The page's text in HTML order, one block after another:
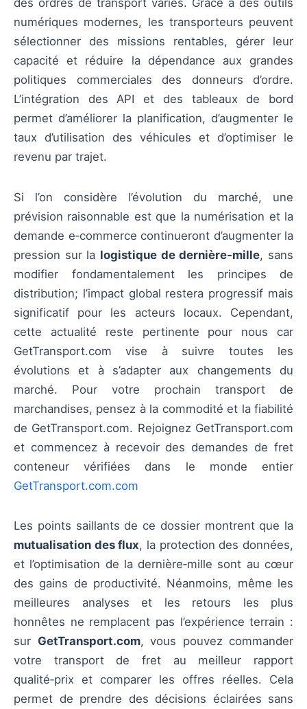
des ordres de transport variés. Grâce à des outils
numériques modernes, les transporteurs peuvent
sélectionner des missions rentables, gérer leur
capacité et réduire la dépendance aux grandes
politiques commerciales des donneurs d’ordre.
L’intégration des API et des tableaux de bord
permet d’améliorer la planification, d’augmenter le
taux d’utilisation des véhicules et d’optimiser le
revenu par trajet.
Si l’on considère l’évolution du marché, une
prévision raisonnable est que la numérisation et la
demande e‑commerce continueront d’augmenter la
pression sur la logistique de dernière‑mille, sans
modifier fondamentalement les principes de
distribution; l’impact global restera progressif mais
significatif pour les acteurs locaux. Cependant,
cette actualité reste pertinente pour nous car
GetTransport.com vise à suivre toutes les
évolutions et à s’adapter aux changements du
marché. Pour votre prochain transport de
marchandises, pensez à la commodité et la fiabilité
de GetTransport.com. Rejoignez GetTransport.com
et commencez à recevoir des demandes de fret
conteneur vérifiées dans le monde entier
GetTransport.com.com
Les points saillants de ce dossier montrent que la
mutualisation des flux, la protection des données,
et l’optimisation de la dernière‑mille sont au cœur
des gains de productivité. Néanmoins, même les
meilleures analyses et les retours les plus
honnêtes ne remplacent pas l’expérience terrain :
sur GetTransport.com, vous pouvez commander
votre transport de fret au meilleur rapport
qualité‑prix et comparer les offres réelles. Cela
permet de prendre des décisions éclairées sans